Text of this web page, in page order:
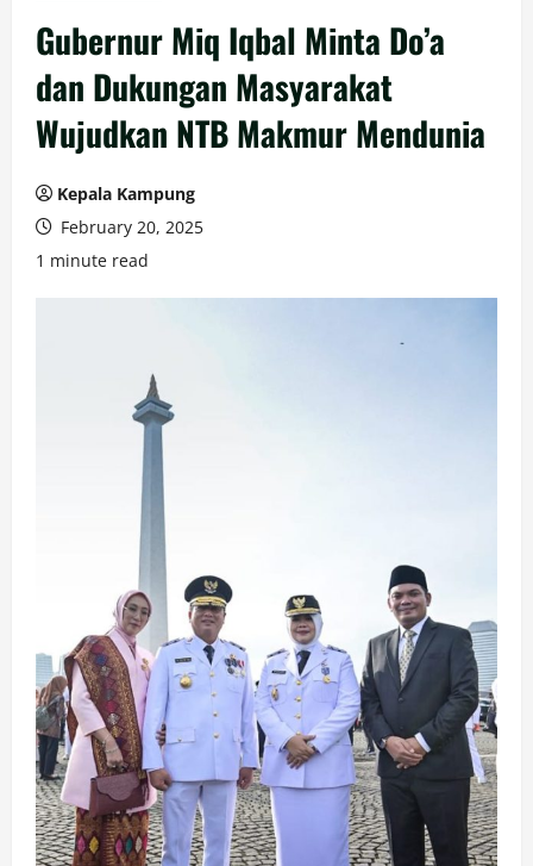
Gubernur Miq Iqbal Minta Do’a
dan Dukungan Masyarakat
Wujudkan NTB Makmur Mendunia
Kepala Kampung
February 20, 2025
1 minute read